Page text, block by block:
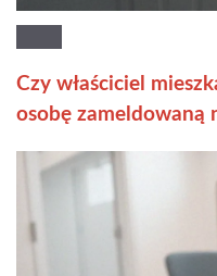
Czy właściciel
osobę zameldowaną